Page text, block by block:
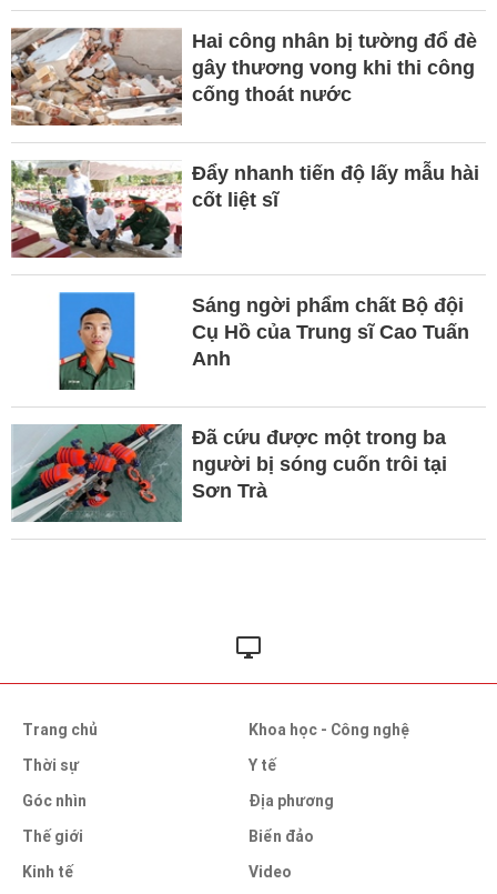
Hai công nhân bị tường đổ đè
gây thương vong khi thi công
cống thoát nước
Đẩy nhanh tiến độ lấy mẫu hài
cốt liệt sĩ
Sáng ngời phẩm chất Bộ đội
Cụ Hồ của Trung sĩ Cao Tuấn
Anh
Đã cứu được một trong ba
người bị sóng cuốn trôi tại
Sơn Trà
Trang chủ
Thời sự
Góc nhìn
Thế giới
Kinh tế
Khoa học - Công nghệ
Y tế
Địa phương
Biển đảo
Video